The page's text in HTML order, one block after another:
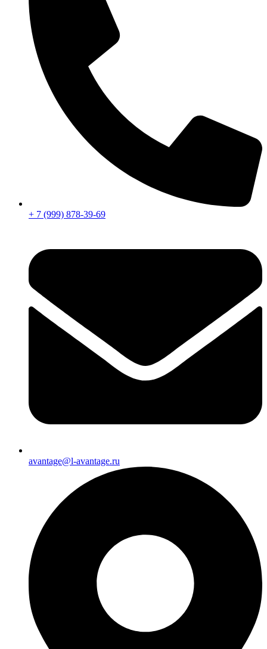
+ 7 (999) 878-39-69
avantage@l-avantage.ru